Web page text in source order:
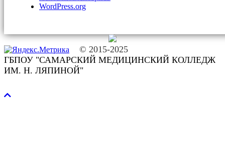
WordPress.org
© 2015-2025
ГБПОУ "САМАРСКИЙ МЕДИЦИНСКИЙ КОЛЛЕДЖ
ИМ. Н. ЛЯПИНОЙ"